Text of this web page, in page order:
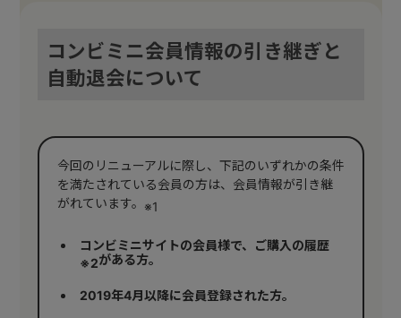
コンビミニ会員情報の引き継ぎと
自動退会について
今回のリニューアルに際し、下記のいずれかの条件
を満たされている会員の方は、会員情報が引き継
がれています。 ※1
コンビミニサイトの会員様で、ご購入の履歴
※2がある方。
2019年4月以降に会員登録された方。